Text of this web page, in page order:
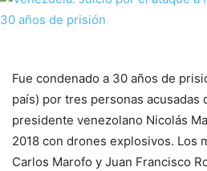
Fue condenado a 30 años de
país) por tres personas acusadas
presidente venezolano Nicolás
2018 con drones explosivos. Los
Carlos Marofo y Juan Francisco